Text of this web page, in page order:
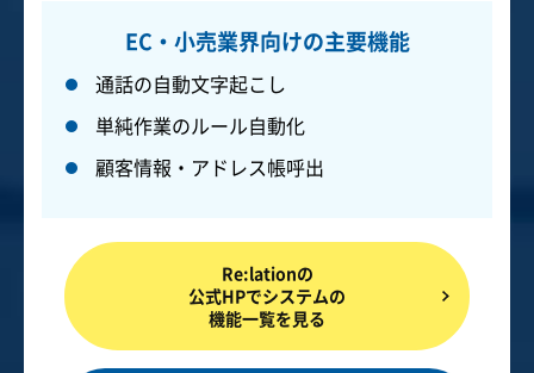
EC・小売業界向けの主要機能
通話の自動文字起こし
単純作業のルール自動化
顧客情報・アドレス帳呼出
Re:lationの
公式HPでシステムの
機能一覧を見る